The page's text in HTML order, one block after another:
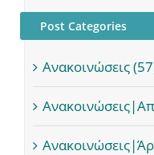
Post Categories
Ανακοινώσεις